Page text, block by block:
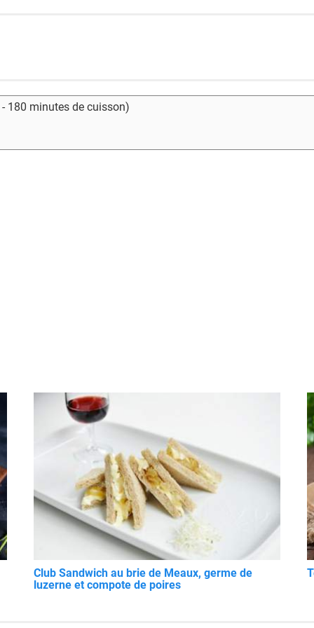
180 minutes de cuisson)
Club Sandwich au brie de Meaux, germe de
luzerne et compote de poires